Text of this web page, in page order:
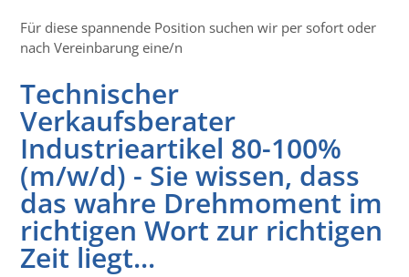
Für diese spannende Position suchen wir per sofort oder
nach Vereinbarung eine/n
Technischer
Verkaufsberater
Industrieartikel 80-100%
(m/w/d) - Sie wissen, dass
das wahre Drehmoment im
richtigen Wort zur richtigen
Zeit liegt...